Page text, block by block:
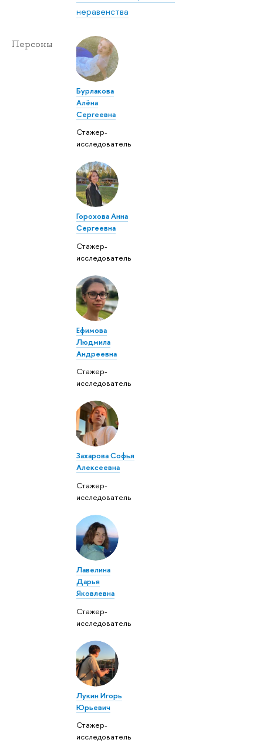
неравенства
Персоны
Бурлакова
Алёна
Сергеевна
Стажер-
исследователь
Горохова Анна
Сергеевна
Стажер-
исследователь
Ефимова
Людмила
Андреевна
Стажер-
исследователь
Захарова Софья
Алексеевна
Стажер-
исследователь
Лавелина
Дарья
Яковлевна
Стажер-
исследователь
Лукин Игорь
Юрьевич
Стажер-
исследователь